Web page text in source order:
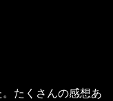
たくさんの感想あ